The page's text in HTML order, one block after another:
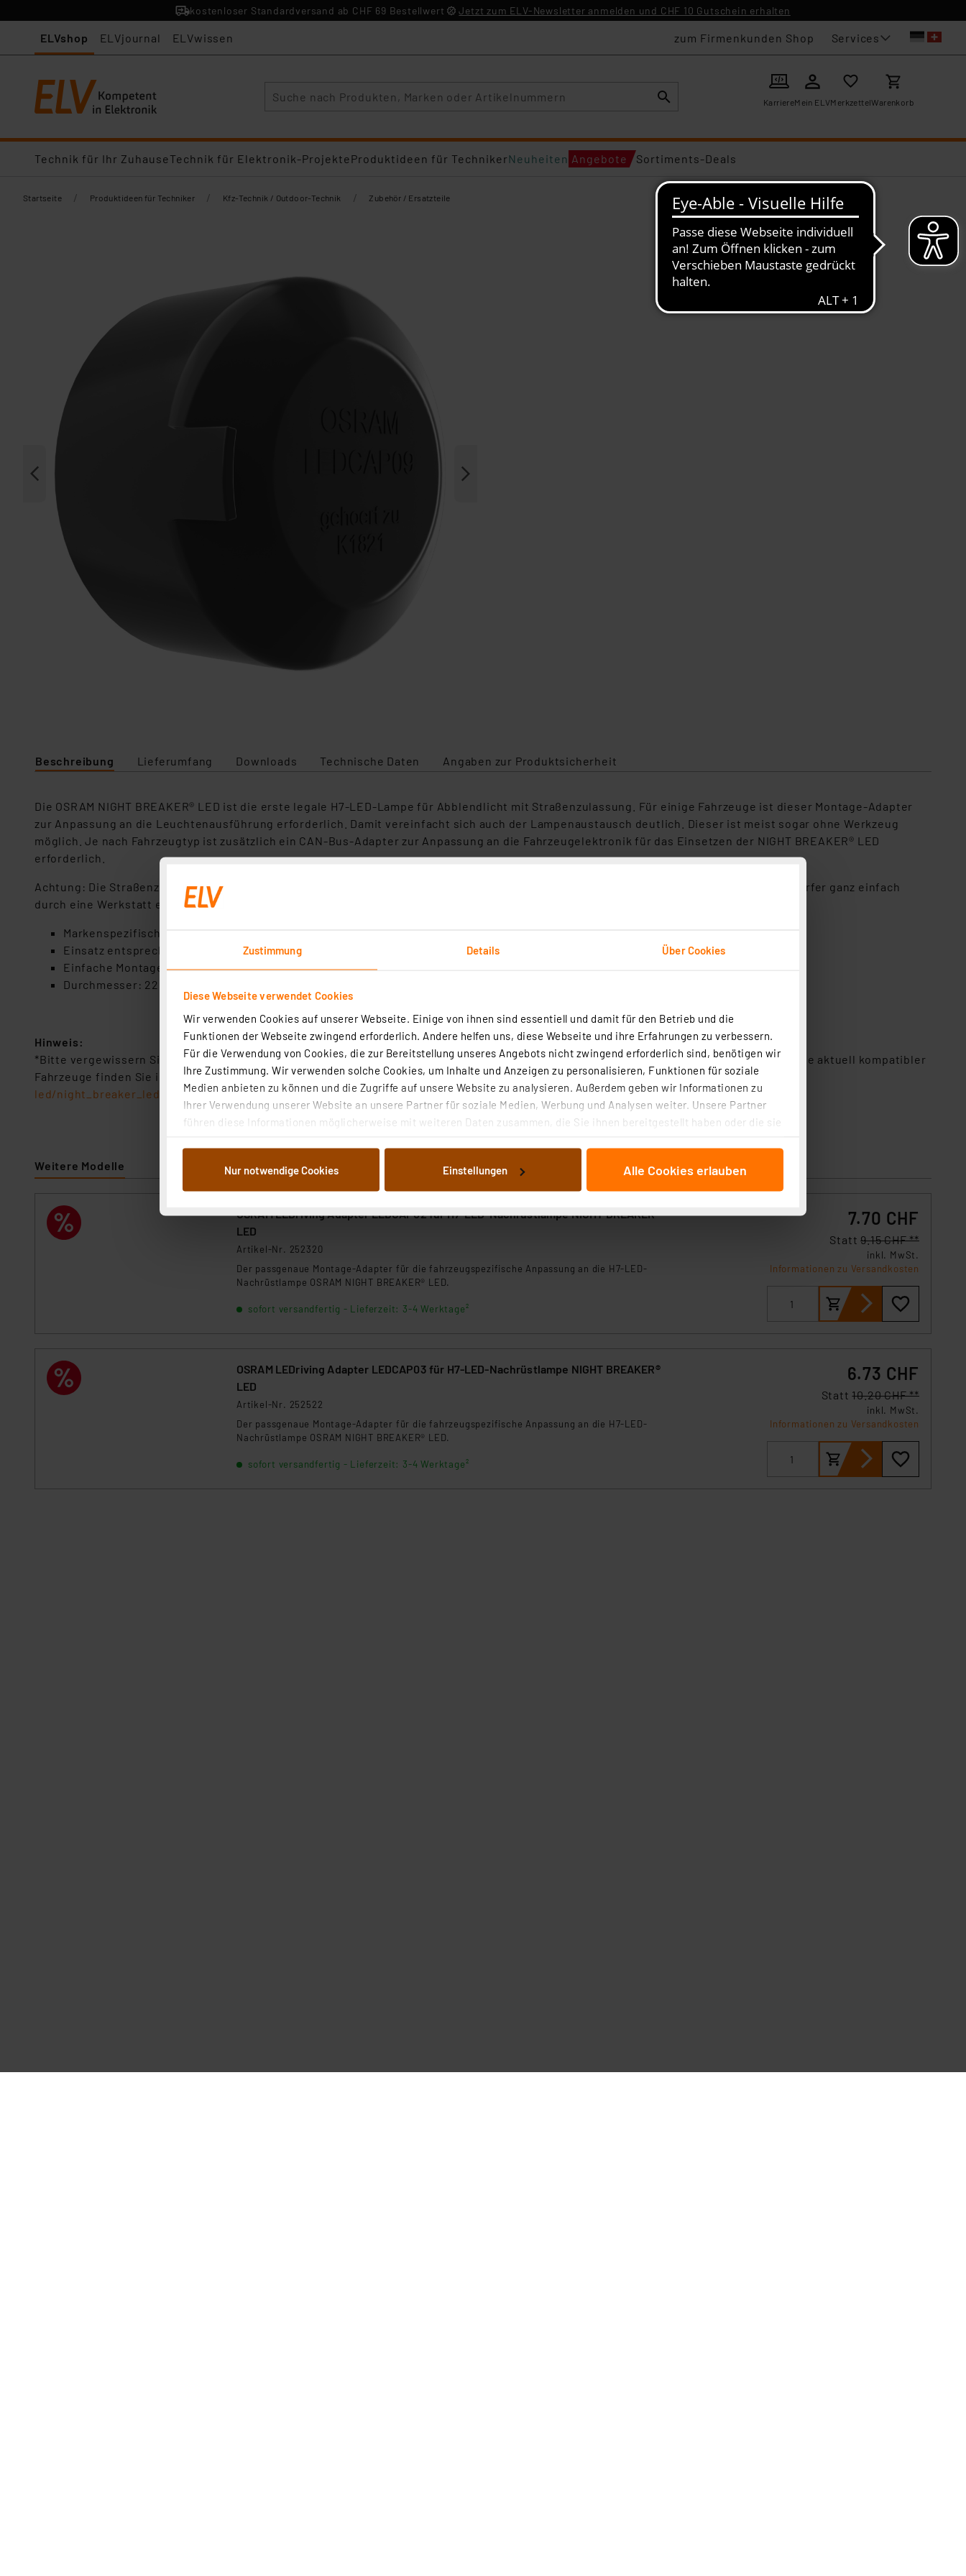
Zustimmung Details Über Cookies
Diese Webseite verwendet Cookies
Wir verwenden Cookies auf unserer Webseite. Einige von ihnen sind essentiell und damit für den Betrieb und die
Funktionen der Webseite zwingend erforderlich. Andere helfen uns, diese Webseite und ihre Erfahrungen zu verbessern.
Für die Verwendung von Cookies, die zur Bereitstellung unseres Angebots nicht zwingend erforderlich sind, benötigen wir
Ihre Zustimmung. Wir verwenden solche Cookies, um Inhalte und Anzeigen zu personalisieren, Funktionen für soziale
Medien anbieten zu können und die Zugriffe auf unsere Website zu analysieren. Außerdem geben wir Informationen zu
Ihrer Verwendung unserer Website an unsere Partner für soziale Medien, Werbung und Analysen weiter. Unsere Partner
führen diese Informationen möglicherweise mit weiteren Daten zusammen, die Sie ihnen bereitgestellt haben oder die sie
Weiterverarbeitung für die nachfolgend dargestellten bzw. die von Ihnen ausgewählten Verarbeitungszwecke (Art. 6
Abs.1a DSG-VO) zu. Eine detaillierte Auflistung der einzelnen Cookies nach Zweck und Anbieter ist durch Klick auf den
ganz oder teilweise zustimmen. Ihre erteilte Zustimmung können Sie jederzeit unter dem Link „Cookie Einstellungen“
dazu führen, dass die Einstellungen nicht längerfristig gespeichert werden und dieses Banner erneut angezeigt wird.
„Einige Drittanbieter verarbeiten personenbezogene Daten in den USA. Ihre Einwilligung zur Einbindung von Cookies
Für die USA besteht kein Angemessenheitsbeschluss der EU. Dies bedeutet, dass die USA als Land mit unzureichendem
Datenschutz nach EU-Standards eingestuft wird. So besteht etwa das Risiko, dass US-Behörden personenbezogene
Kommission sowie einer eigenen Beurteilung der mit der Datenübermittlung, insbesondere der Art der übermittelten
Nur notwendige Cookies Einstellungen Alle Cookies erlauben
kostenloser Standardversand ab CHF 69 Bestellwert Jetzt zum ELV-Newsletter anmelden und CHF 10 Gutschein erhalten
ELVshop ELVjournal ELVwissen zum Firmenkunden Shop Services
KarriereMein ELVMerkzettelWarenkorb
Technik für Ihr ZuhauseTechnik für Elektronik-ProjekteProduktideen für TechnikerNeuheiten Angebote Sortiments-Deals
Startseite / Produktideen für Techniker / Kfz-Technik / Outdoor-Technik / Zubehör / Ersatzteile
Beschreibung Lieferumfang Downloads Technische Daten Angaben zur Produktsicherheit
Die OSRAM NIGHT BREAKER® LED ist die erste legale H7-LED-Lampe für Abblendlicht mit Straßenzulassung. Für einige Fahrzeuge ist dieser Montage-Adapter
zur Anpassung an die Leuchtenausführung erforderlich. Damit vereinfacht sich auch der Lampenaustausch deutlich. Dieser ist meist sogar ohne Werkzeug
möglich. Je nach Fahrzeugtyp ist zusätzlich ein CAN-Bus-Adapter zur Anpassung an die Fahrzeugelektronik für das Einsetzen der NIGHT BREAKER® LED
erforderlich.
Achtung: Die Straßenzulassung ist nur mit original OSRAM Zubehör gegeben! Im Anschluss an die Installation lassen Sie sich die Scheinwerfer ganz einfach
durch eine Werkstatt einstellen.
Markenspezifischer Montage-Adapter für OSRAM NIGHT BREAKER® LED
Einsatz entsprechend der Kompatibilitätsliste*, z. B. für Peugeot 208
Einfache Montage der NIGHT BREAKER® LED
Durchmesser: 22,4 mm
Hinweis:
*Bitte vergewissern Sie sich, dass Ihr Fahrzeug mit der Kfz-Nachrüstlampe kompatibel ist, und welches Zubehör es ggfs. benötigt. Die Liste aktuell kompatibler
Fahrzeuge finden Sie im Download-Bereich, oder auf der offiziellen OSRAM-Seite (https://www.osram.de/am/night-breaker-
led/night_breaker_led_kompatibilitaetsliste.jsp).
Weitere Modelle
OSRAM LEDriving Adapter LEDCAP02 für H7-LED-Nachrüstlampe NIGHT BREAKER®
LED
Artikel-Nr. 252320
Der passgenaue Montage-Adapter für die fahrzeugspezifische Anpassung an die H7-LED-
Nachrüstlampe OSRAM NIGHT BREAKER® LED.
sofort versandfertig - Lieferzeit: 3-4 Werktage²
7.70 CHF
Statt9.15 CHF **
inkl. MwSt.
Informationen zu Versandkosten
OSRAM LEDriving Adapter LEDCAP03 für H7-LED-Nachrüstlampe NIGHT BREAKER®
LED
Artikel-Nr. 252522
Der passgenaue Montage-Adapter für die fahrzeugspezifische Anpassung an die H7-LED-
Nachrüstlampe OSRAM NIGHT BREAKER® LED.
sofort versandfertig - Lieferzeit: 3-4 Werktage²
6.73 CHF
Statt10.20 CHF **
inkl. MwSt.
Informationen zu Versandkosten